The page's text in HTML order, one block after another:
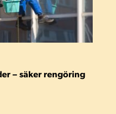
– säker rengöring